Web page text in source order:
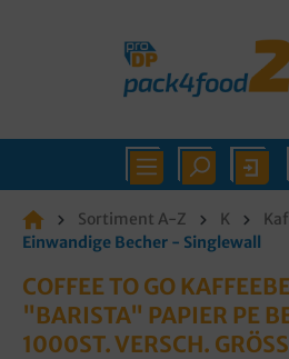
Sortiment A-Z K
Einwandige Becher - Singlewall
COFFEE TO GO
"BARISTA" PAPIER PE
1000ST. VERSCH.